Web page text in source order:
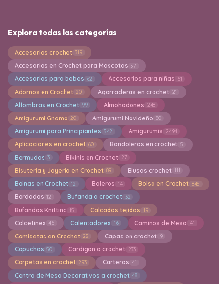
Explora todas las categorías
Accesorios crochet 319
Accesorios en Crochet para Mascotas 57
Accesorios para bebes 62 Accesorios para niñas 61
Adornos en Crochet 20 Agarraderas en crochet 21
Alfombras en Crochet 99 Almohadones 248
Amigurumi Gnomo 20 Amigurumi Navideño 80
Amigurumi para Principiantes 542 Amigurumis 2494
Aplicaciones en crochet 60 Bandoleras en crochet 5
Bermudas 3 Bikinis en Crochet 27
Bisuteria y Joyeria en Crochet 89 Blusas crochet 111
Boinas en Crochet 12 Boleros 14 Bolsa en Crochet 845
Bordados 12 Bufanda a crochet 32
Bufandas Knitting 15 Calcados tejidos 19
Calcetines 46 Calentadores 16 Caminos de Mesa 41
Camisetas en Crochet 25 Capas en crochet 9
Capuchas 50 Cardigan a crochet 233
Carpetas en crochet 293 Carteras 41
Centro de Mesa Decorativos a crochet 48